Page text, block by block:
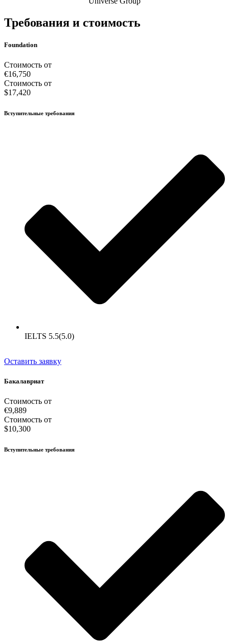
Требования и стоимость
Foundation
Стоимость от
€16,750
Стоимость от
$17,420
Вступительные требования
IELTS 5.5(5.0)
Оставить заявку
Бакалавриат
Стоимость от
€9,889
Стоимость от
$10,300
Вступительные требования